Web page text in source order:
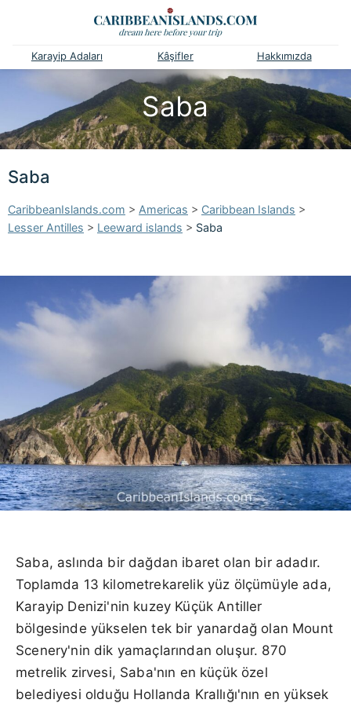
Karayip Adaları Kâşifler Hakkımızda
Saba
Saba
CaribbeanIslands.com > Americas > Caribbean Islands >
Lesser Antilles > Leeward islands > Saba
Saba, aslında bir dağdan ibaret olan bir adadır.
Toplamda 13 kilometrekarelik yüz ölçümüyle ada,
Karayip Denizi'nin kuzey Küçük Antiller
bölgesinde yükselen tek bir yanardağ olan Mount
Scenery'nin dik yamaçlarından oluşur. 870
metrelik zirvesi, Saba'nın en küçük özel
belediyesi olduğu Hollanda Krallığı'nın en yüksek